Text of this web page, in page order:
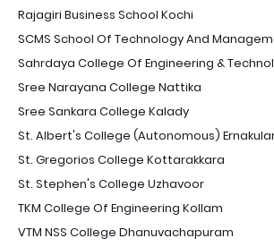
Rajagiri Business School Kochi
SCMS School Of Technology And
Sahrdaya College Of Engineering &
Sree Narayana College Nattika
Sree Sankara College Kalady
St. Albert's College (Autonomous)
St. Gregorios College Kottarakkara
St. Stephen's College Uzhavoor
TKM College Of Engineering Kollam
VTM NSS College Dhanuvachapuram